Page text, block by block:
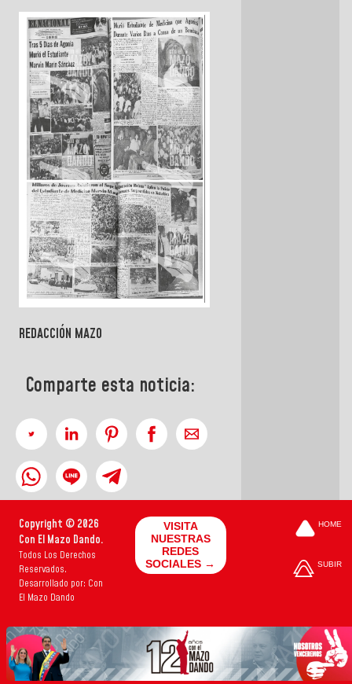
REDACCIÓN MAZO
Comparte esta noticia:
Copyright © 2026
Con El Mazo Dando.
Todos Los Derechos
Reservados.
Desarrollado por: Con
El Mazo Dando
VISITA
NUESTRAS
REDES
SOCIALES →
HOME
SUBIR